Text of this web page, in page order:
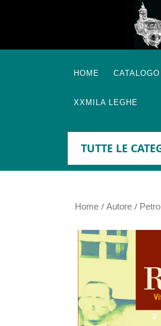
HOME CATALOGO
XXMILA LEGHE
TUTTE LE
Home / Autore /